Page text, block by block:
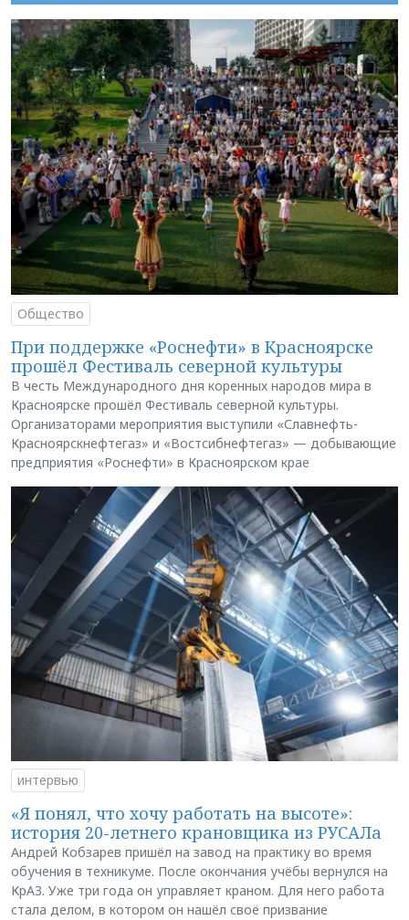
Общество
При поддержке «Роснефти» в Красноярске
прошёл Фестиваль северной культуры
В честь Международного дня коренных народов мира в
Красноярске прошёл Фестиваль северной культуры.
Организаторами мероприятия выступили «Славнефть-
Красноярскнефтегаз» и «Востсибнефтегаз» — добывающие
предприятия «Роснефти» в Красноярском крае
интервью
«Я понял, что хочу работать на высоте»:
история 20-летнего крановщика из РУСАЛа
Андрей Кобзарев пришёл на завод на практику во время
обучения в техникуме. После окончания учёбы вернулся на
КрАЗ. Уже три года он управляет краном. Для него работа
стала делом, в котором он нашёл своё призвание